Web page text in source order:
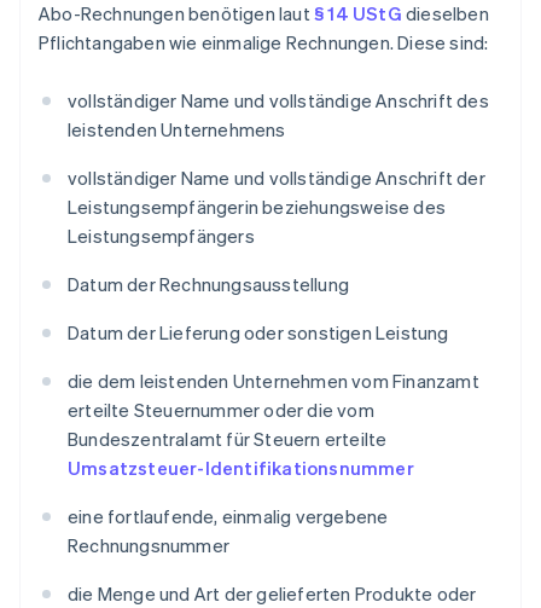
Abo-Rechnungen benötigen laut§ 14 UStG dieselben
Pflichtangaben wie einmalige Rechnungen. Diese sind:
vollständiger Name und vollständige Anschrift des
leistenden Unternehmens
vollständiger Name und vollständige Anschrift der
Leistungsempfängerin beziehungsweise des
Leistungsempfängers
Datum der Rechnungsausstellung
Datum der Lieferung oder sonstigen Leistung
die dem leistenden Unternehmen vom Finanzamt
erteilte Steuernummer oder die vom
Bundeszentralamt für Steuern erteilte
Umsatzsteuer-Identifikationsnummer
eine fortlaufende, einmalig vergebene
Rechnungsnummer
die Menge und Art der gelieferten Produkte oder